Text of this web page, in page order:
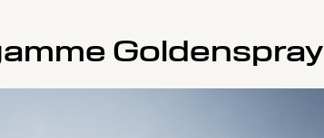
Goldenspray